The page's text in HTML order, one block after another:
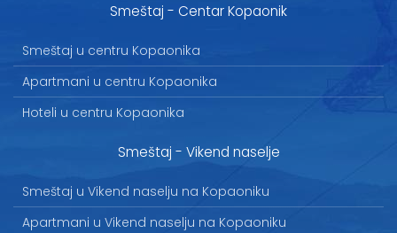
Smeštaj - Centar Kopaonik
Smeštaj u centru Kopaonika
Apartmani u centru Kopaonika
Hoteli u centru Kopaonika
Smeštaj - Vikend naselje
Smeštaj u Vikend naselju na Kopaoniku
Apartmani u Vikend naselju na Kopaoniku